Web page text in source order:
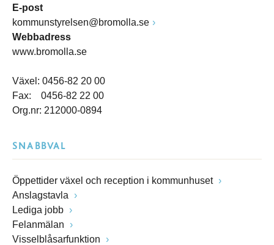
E-post
kommunstyrelsen@bromolla.se
Webbadress
www.bromolla.se
Växel: 0456-82 20 00
Fax: 0456-82 22 00
Org.nr: 212000-0894
SNABBVAL
Öppettider växel och reception i kommunhuset
Anslagstavla
Lediga jobb
Felanmälan
Visselblåsarfunktion